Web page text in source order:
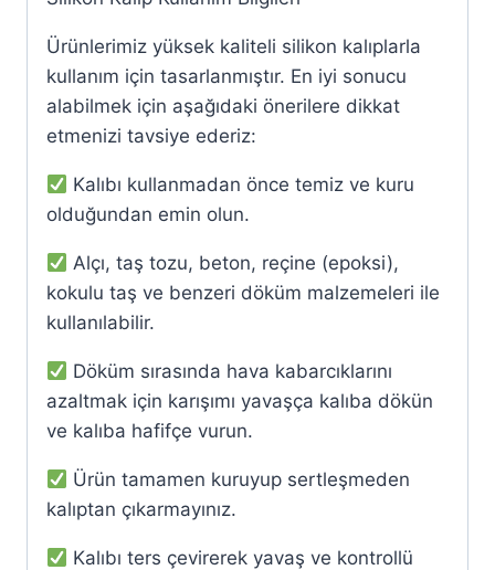
Ürünlerimiz yüksek kaliteli silikon kalıplarla
kullanım için tasarlanmıştır. En iyi sonucu
alabilmek için aşağıdaki önerilere dikkat
etmenizi tavsiye ederiz:
Kalıbı kullanmadan önce temiz ve kuru
olduğundan emin olun.
Alçı, taş tozu, beton, reçine (epoksi),
kokulu taş ve benzeri döküm malzemeleri ile
kullanılabilir.
Döküm sırasında hava kabarcıklarını
azaltmak için karışımı yavaşça kalıba dökün
ve kalıba hafifçe vurun.
Ürün tamamen kuruyup sertleşmeden
kalıptan çıkarmayınız.
Kalıbı ters çevirerek yavaş ve kontrollü